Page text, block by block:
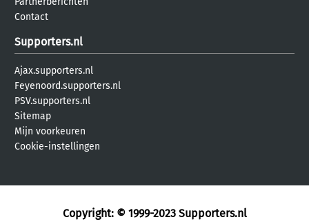
Contact
Supporters.nl
Ajax.supporters.nl
Feyenoord.supporters.nl
PSV.supporters.nl
Sitemap
Mijn voorkeuren
Cookie-instellingen
Copyright: © 1999-2023 Supporters.nl